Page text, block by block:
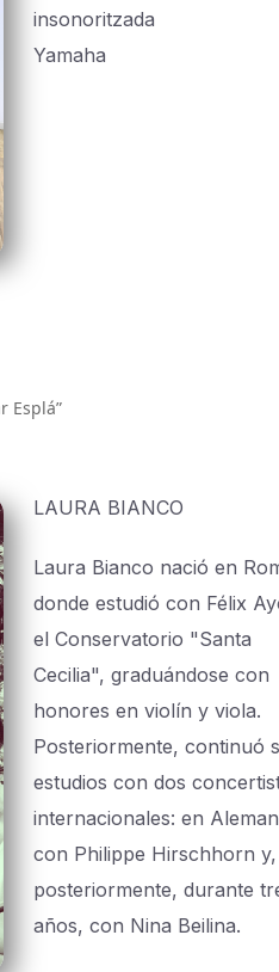
insonoritzada
Yamaha
Esplá”
LAURA BIANCO
Laura Bianco nació en
donde estudió con Félix
el Conservatorio "Santa
Cecilia", graduándose con
honores en violín y viola.
Posteriormente, continuó
estudios con dos
internacionales: en
con Philippe Hirschhorn y,
posteriormente, durante
años, con Nina Beilina.